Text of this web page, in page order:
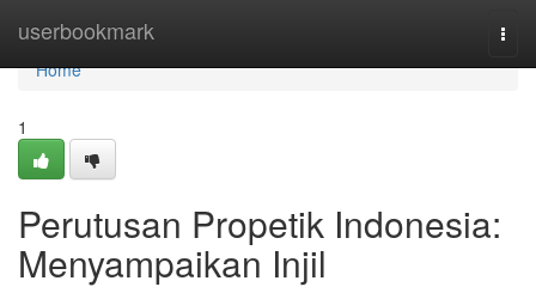
userbookmark
Home
Home
1
Perutusan Propetik Indonesia:
Menyampaikan Injil